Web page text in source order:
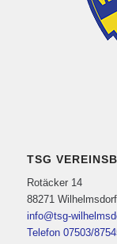
TSG
Rotäcker 14
88271 Wilhelmsdorf
info@tsg-
Telefon 07503/